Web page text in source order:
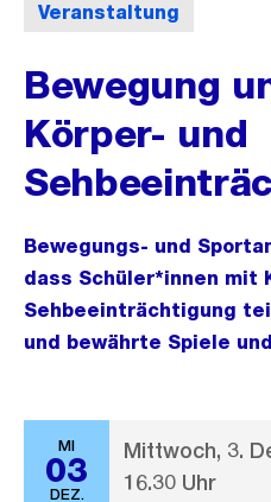
Veranstaltung
Bewegung
Körper- und
Bewegungs- und
dass Schüler*innen mit
Sehbeeinträchtigung
und bewährte Spiele
MI
03
DEZ.
Mittwoch, 3.
16.30 Uhr